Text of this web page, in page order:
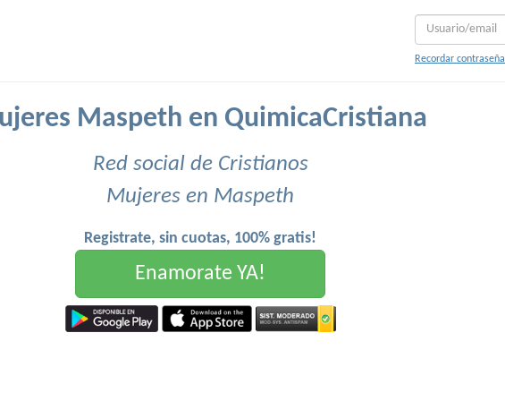
Recordar contraseña
Maspeth en QuimicaCristiana
Red social de Cristianos
Mujeres en Maspeth
Registrate, sin cuotas, 100% gratis!
Enamorate YA!